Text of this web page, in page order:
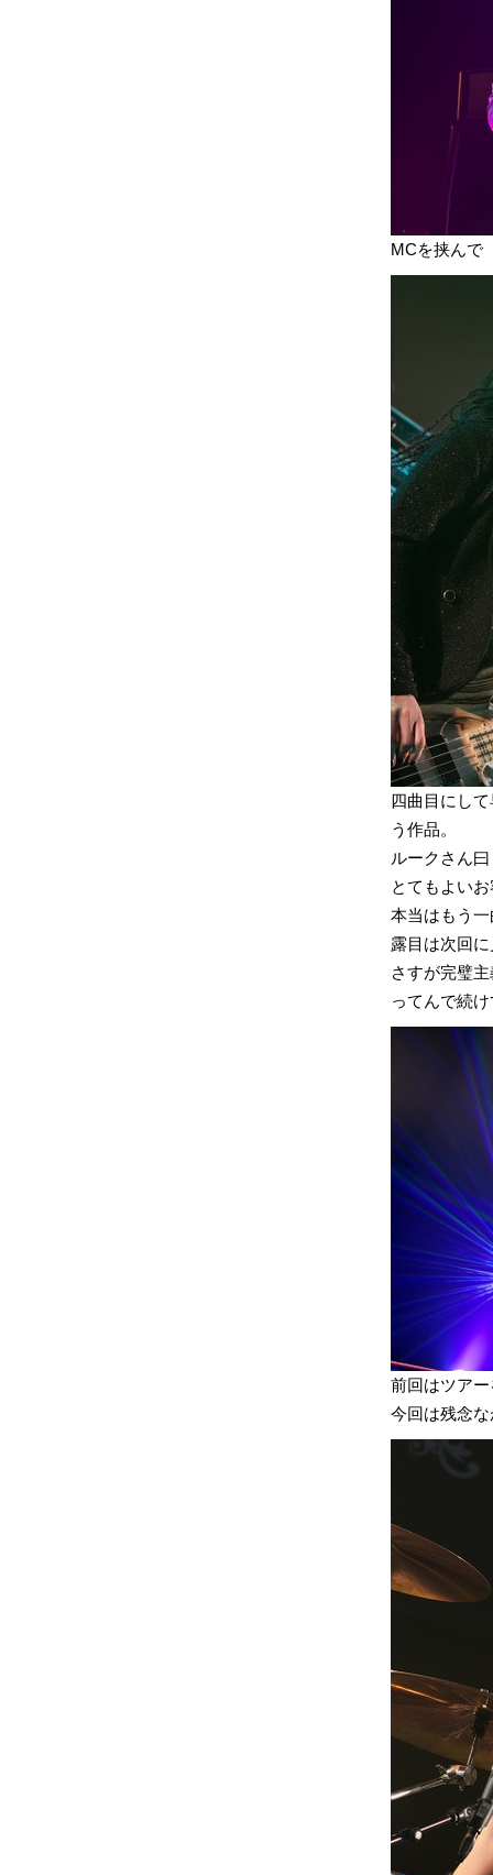
MCを挟んで
四曲目にし
う作品。
ルークさん
とてもよい
本当はもう
露目は次回
さすが完璧
ってんで続
前回はツア
今回は残念